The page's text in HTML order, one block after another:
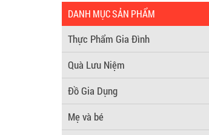
DANH MỤC SẢN PHẨM
Thực Phẩm Gia Đình
Quà Lưu Niệm
Đồ Gia Dụng
Mẹ và bé